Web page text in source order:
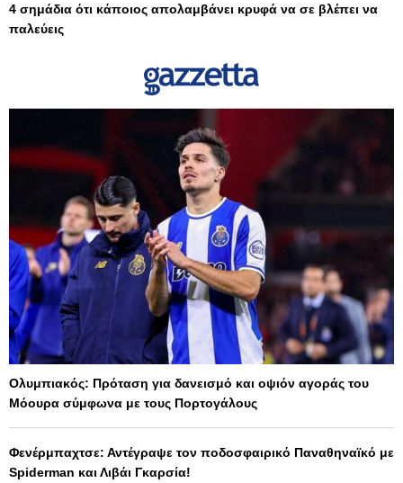
4 σημάδια ότι κάποιος απολαμβάνει κρυφά να σε βλέπει να
παλεύεις
Ολυμπιακός: Πρόταση για δανεισμό και οψιόν αγοράς του
Μόουρα σύμφωνα με τους Πορτογάλους
Φενέρμπαχτσε: Αντέγραψε τον ποδοσφαιρικό Παναθηναϊκό με
Spiderman και Λιβάι Γκαρσία!